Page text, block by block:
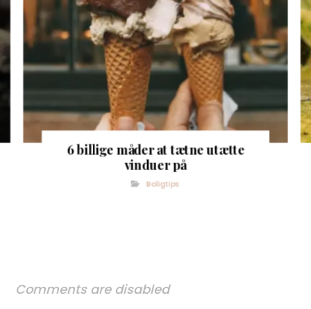
6 billige måder at tætne utætte
vinduer på
Boligtips
Comments are disabled